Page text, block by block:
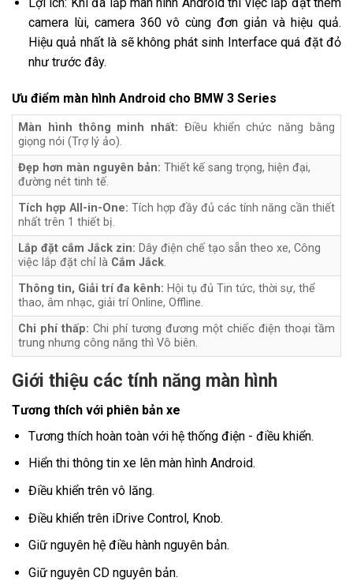
Lợi ích: Khi đã lắp màn hình Android thì việc lắp đặt thêm
camera lùi, camera 360 vô cùng đơn giản và hiệu quả.
Hiệu quả nhất là sẽ không phát sinh Interface quá đặt đỏ
như trước đây.
Ưu điểm màn hình Android cho BMW 3 Series
Màn hình thông minh nhất: Điều khiển chức năng bằng
giọng nói (Trợ lý ảo).
Đẹp hơn màn nguyên bản: Thiết kế sang trọng, hiện đại,
đường nét tinh tế.
Tích hợp All-in-One: Tích hợp đầy đủ các tính năng cần thiết
nhất trên 1 thiết bị.
Lắp đặt cắm Jắck zin: Dây điện chế tạo sẵn theo xe, Công
việc lắp đặt chỉ là Cắm Jắck.
Thông tin, Giải trí đa kênh: Hội tụ đủ Tin tức, thời sự, thể
thao, âm nhạc, giải trí Online, Offline.
Chi phí thấp: Chi phí tương đương một chiếc điện thoại tầm
trung nhưng công năng thì Vô biên.
Giới thiệu các tính năng màn hình
Tương thích với phiên bản xe
Tương thích hoàn toàn với hệ thống điện - điều khiển.
Hiển thi thông tin xe lên màn hình Android.
Điều khiển trên vô lăng.
Điều khiển trên iDrive Control, Knob.
Giữ nguyên hệ điều hành nguyên bản.
Giữ nguyên CD nguyên bản.